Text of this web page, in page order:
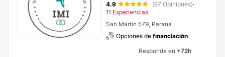
4.9 (67 Opiniones)·
11 Experiencias
San Martin 579, Paraná
Opciones de financiación
Responde en +72h